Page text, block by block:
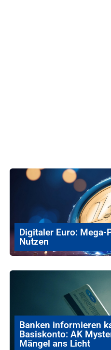
Digitaler Euro:
Nutzen
Banken informieren
Basiskonto: AK
Mängel ans Licht